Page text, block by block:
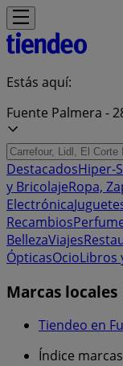
Estás aquí:
Fuente Palmera -
DestacadosHiper-
y BricolajeRopa,
Electrónica
Recambios
BellezaViajes
ÓpticasOcioLibros
Marcas locales
Tiendeo en
Índice marcas